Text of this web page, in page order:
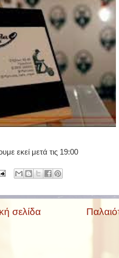
εκεί μετά τις 19:00
σελίδα